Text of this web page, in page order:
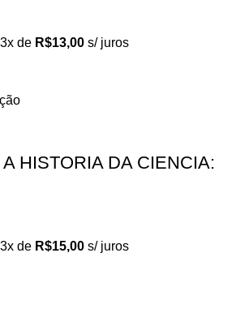
de R$13,00 s/ juros
HISTORIA DA CIENCIA:
de R$15,00 s/ juros